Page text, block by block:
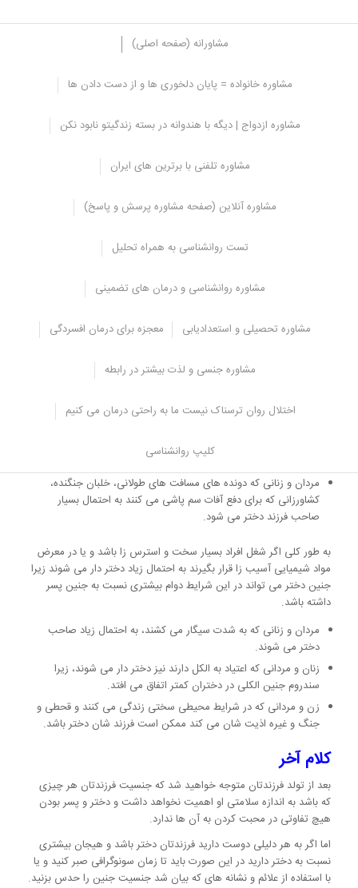
مشاورانه (صفحه اصلی)
مشاوره خانواده = پایان دلخوری ها و از دست دادن ها
مشاوره ازدواج | دیگه با هندوانه در بسته زندگیتو نابود نکن
مشاوره تلفنی با برترین های ایران
مشاوره آنلاین (صفحه مشاوره پرسش و پاسخ)
تست روانشناسی به همراه تحلیل
مشاوره روانشناسی و درمان های تضمینی
مشاوره تحصیلی و استعدادیابی معجزه برای درمان افسردگی
مشاوره جنسی و لذت بیشتر در رابطه
اختلال روان ترسناک نیست ما به راحتی درمان می کنیم
کلیپ روانشناسی
چه کسانی جنین دختر دارند؟
شاید برای شما جالب باشد که قبل از لقاح و بارداری هم تا حدودی می
توان جنسیت جنین که در آینده به وجود می آید را حدس زد.
مقاومت بیشتری در برابر انواع مشکلات پدر یا مادر در دوره بارداری از خود
نشان می دهد و احتمال زنده ماندنش بیشتر است.
اما جنین پسر ترکیب کروموزم جنسی اش به صورت XY می باشد و به
همین دلیل آسیب پذیر تر و ضعیف تر می باشد و اگر در معرض آسیب
بر اساس این قضیه می توان توجیه کرد که مادرانی که استرس بیشتری
زیرا مادرانی که استرس زیادی دارند اگر جنین شان پسر باشد در همان
ممکن است سقط شود.
به احتمال بسیار دختر می باشد، اشاره می کنیم.
مردان و زنانی که دونده های مسافت های طولانی، خلبان جنگنده،
کشاورزانی که برای دفع آفات سم پاشی می کنند به احتمال بسیار
صاحب فرزند دختر می شود.
به طور کلی اگر شغل افراد بسیار سخت و استرس زا باشد و یا در معرض
مواد شیمیایی آسیب زا قرار بگیرند به احتمال زیاد دختر دار می شوند زیرا
جنین دختر می تواند در این شرایط دوام بیشتری نسبت به جنین پسر
داشته باشد.
مردان و زنانی که به شدت سیگار می کشند، به احتمال زیاد صاحب
دختر می شوند.
زنان و مردانی که اعتیاد به الکل دارند نیز دختر دار می شوند، زیرا
سندروم جنین الکلی در دختران کمتر اتفاق می افتد.
زن و مردانی که در شرایط محیطی سختی زندگی می کنند و قحطی و
جنگ و غیره اذیت شان می کند ممکن است فرزند شان دختر باشد.
کلام آخر
بعد از تولد فرزندتان متوجه خواهید شد که جنسیت فرزندتان هر چیزی
که باشد به اندازه سلامتی او اهمیت نخواهد داشت و دختر و پسر بودن
هیچ تفاوتی در محبت کردن به آن ها ندارد.
اما اگر به هر دلیلی دوست دارید فرزندتان دختر باشد و هیجان بیشتری
نسبت به دختر دارید در این صورت باید تا زمان سونوگرافی صبر کنید و یا
با استفاده از علائم و نشانه های که بیان شد جنسیت جنین را حدس بزنید.